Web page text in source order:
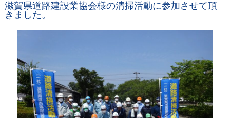
滋賀県道路建設業協会様の清掃活動に参加させて頂
きました。